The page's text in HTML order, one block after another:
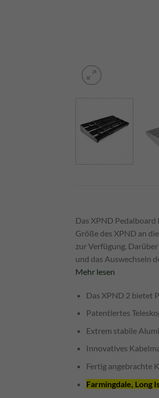
Das XPND
Größe des XPND an
zur Verfügung.
und das Auswechseln
Mehr lesen
Das XPND 2 bietet
Patentiertes
Extrem stabile
Innovatives
Fertig angebrachte
Farmingdale, Long